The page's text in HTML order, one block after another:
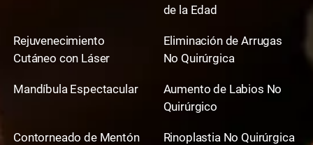
de la Edad
Rejuvenecimiento
Cutáneo con Láser
Eliminación de Arrugas
No Quirúrgica
Mandíbula Espectacular
Aumento de Labios No
Quirúrgico
Contorneado de Mentón
Rinoplastia No Quirúrgica